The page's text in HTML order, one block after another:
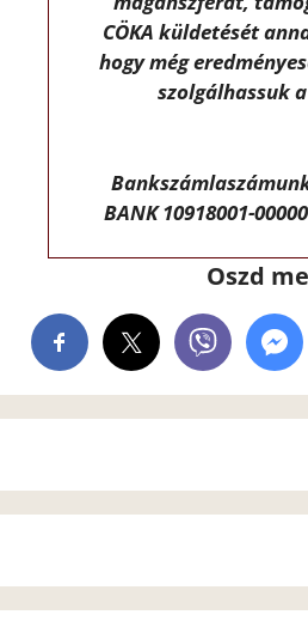
CÖKA küldetését
hogy még
szolgálhassuk
BANK 10918001-
Oszd